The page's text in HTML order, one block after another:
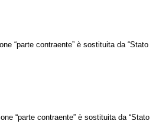
“parte contraente” è sostituita da “Stato
“parte contraente” è sostituita da “Stato